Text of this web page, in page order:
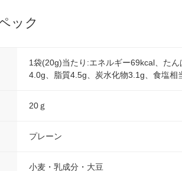
ック
1袋(20g)当たり:エネルギー69kcal、たん
4.0g、脂質4.5g、炭水化物3.1g、食塩相
20ｇ
プレーン
小麦・乳成分・大豆